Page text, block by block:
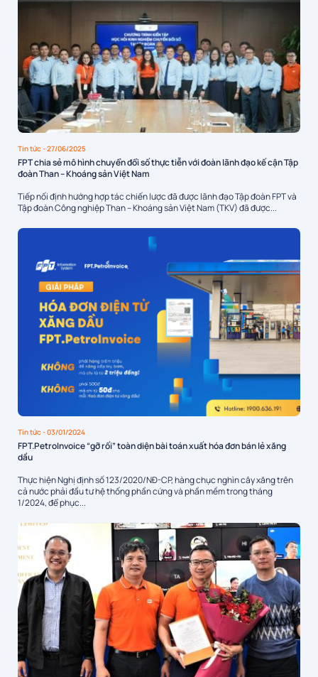
Tin tức- 27/06/2025
FPT chia sẻ mô hình chuyển đổi số thực tiễn với đoàn lãnh đạo kế cận Tập
đoàn Than – Khoáng sản Việt Nam
Tiếp nối định hướng hợp tác chiến lược đã được lãnh đạo Tập đoàn FPT và
Tập đoàn Công nghiệp Than – Khoáng sản Việt Nam (TKV) đã được...
Tin tức- 03/01/2024
FPT.PetroInvoice “gỡ rối” toàn diện bài toán xuất hóa đơn bán lẻ xăng
dầu
Thực hiện Nghị định số 123/2020/NĐ-CP, hàng chục nghìn cây xăng trên
cả nước phải đầu tư hệ thống phần cứng và phần mềm trong tháng
1/2024, để phục...